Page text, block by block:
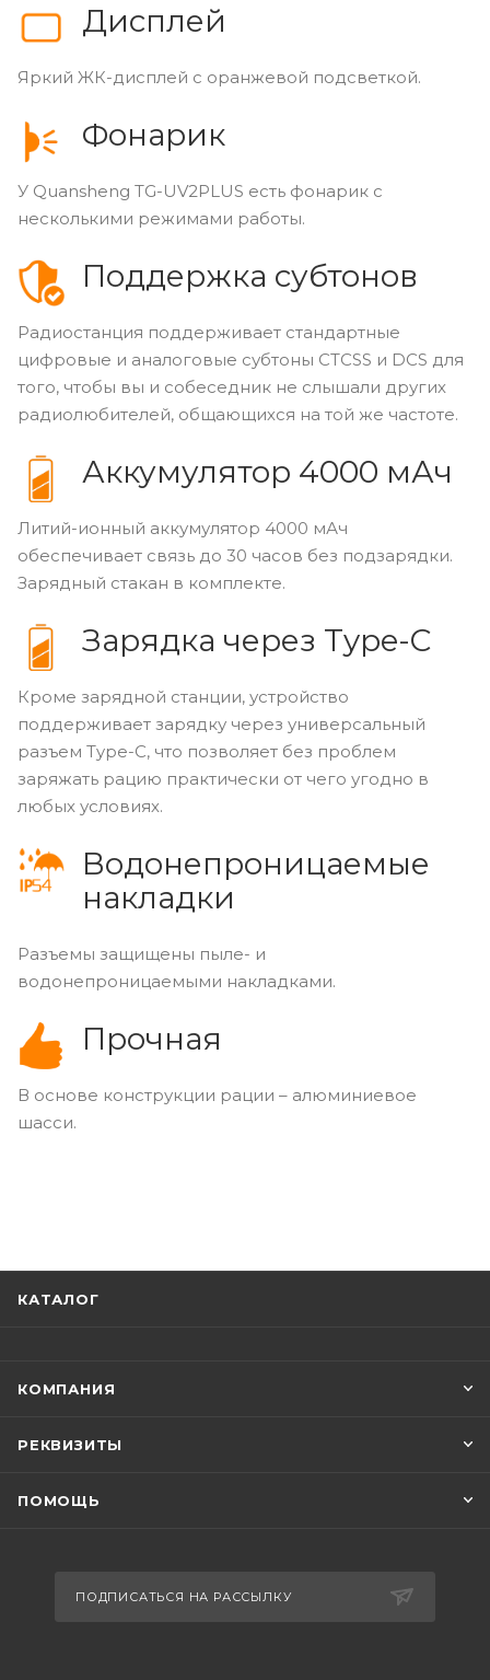
Дисплей
Яркий ЖК-дисплей с оранжевой подсветкой.
Фонарик
У Quansheng TG-UV2PLUS есть фонарик с
несколькими режимами работы.
Поддержка субтонов
Радиостанция поддерживает стандартные
цифровые и аналоговые субтоны CTCSS и DCS для
того, чтобы вы и собеседник не слышали других
радиолюбителей, общающихся на той же частоте.
Аккумулятор 4000 мАч
Литий-ионный аккумулятор 4000 мАч
обеспечивает связь до 30 часов без подзарядки.
Зарядный стакан в комплекте.
Зарядка через Type-C
Кроме зарядной станции, устройство
поддерживает зарядку через универсальный
разъем Type-C, что позволяет без проблем
заряжать рацию практически от чего угодно в
любых условиях.
Водонепроницаемые
накладки
Разъемы защищены пыле- и
водонепроницаемыми накладками.
Прочная
В основе конструкции рации – алюминиевое
шасси.
КАТАЛОГ
КОМПАНИЯ
РЕКВИЗИТЫ
ПОМОЩЬ
ПОДПИСАТЬСЯ НА РАССЫЛКУ